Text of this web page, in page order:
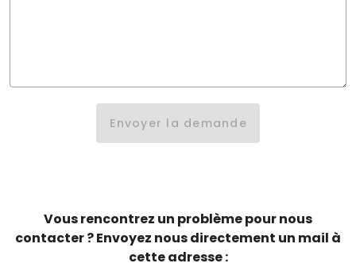
Envoyer la demande
Vous rencontrez un problème pour nous
contacter ? Envoyez nous directement un mail à
cette adresse :